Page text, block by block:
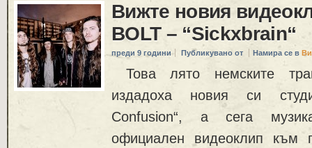
Вижте новия
BOLT – “Sickxbrain“
преди 9 години Публикувано от Намира се в
Това лято немските
издадоха новия си
Confusion“, а сега
официален видеоклип към